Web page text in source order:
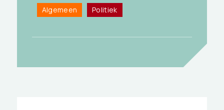
Algemeen Politiek